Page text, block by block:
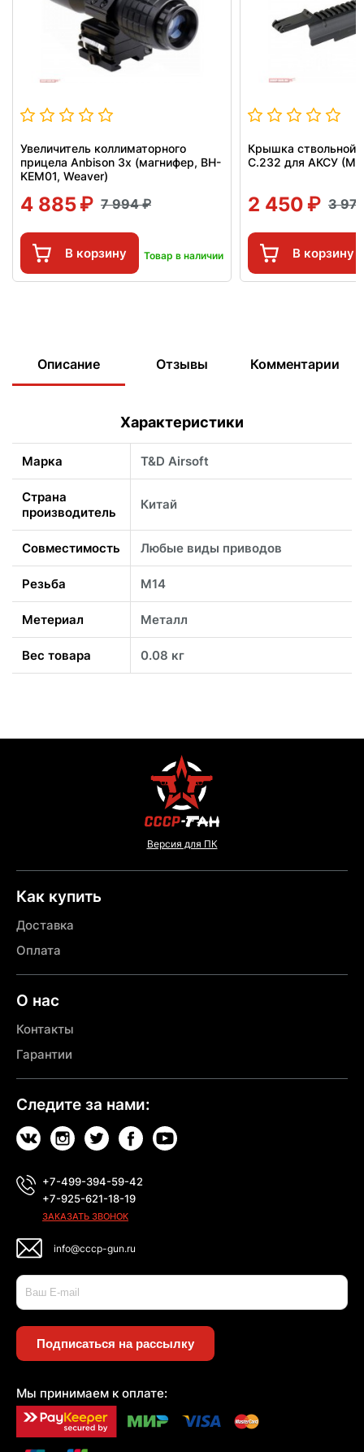
Увеличитель коллиматорного
прицела Anbison 3x (магнифер, BH-
KEM01, Weaver)
4 885 7 994
В корзину Товар в наличии
Крышка ствольной
C.232 для АКСУ
2 450 3
В корзину
Описание Отзывы Комментарии
Характеристики
Марка T&D Airsoft
Страна
производитель
Китай
Совместимость Любые виды приводов
Резьба М14
Метериал Металл
Вес товара 0.08 кг
Версия для ПК
Как купить
Доставка
Оплата
О нас
Контакты
Гарантии
Следите за нами:
+7-499-394-59-42
+7-925-621-18-19
ЗАКАЗАТЬ ЗВОНОК
info@cccp-gun.ru
Подписаться на рассылку
Мы принимаем к оплате: